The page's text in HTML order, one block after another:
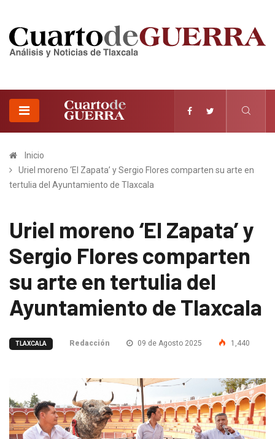
Inicio
Uriel moreno ‘El Zapata’ y Sergio Flores comparten su arte en
tertulia del Ayuntamiento de Tlaxcala
Uriel moreno ‘El Zapata’ y
Sergio Flores comparten
su arte en tertulia del
Ayuntamiento de Tlaxcala
TLAXCALA Redacción 09 de Agosto 2025 1,440